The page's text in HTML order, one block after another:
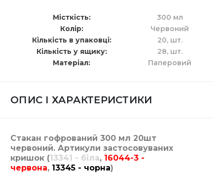
Місткість
300 мл
Колір
Червоний
Кількість в упаковці
20, шт.
Кількість у ящику
28, шт.
Матеріал
Паперовий
ОПИС І ХАРАКТЕРИСТИКИ
Стакан гофрований 300 мл 20шт
червоний. Артикули застосовуваних
кришок (13341 - біла, 16044-3 -
червона, 13345 - чорна)